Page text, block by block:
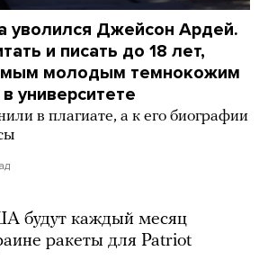
уволился Джейсон Ардей.
и писать до 18 лет,
молодым темнокожим
университете
в плагиате, а к его биографии
будут каждый месяц
ракеты для Patriot